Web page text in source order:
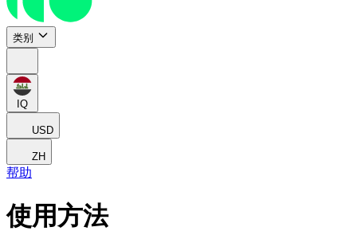
类别
IQ
USD
ZH
帮助
使用方法